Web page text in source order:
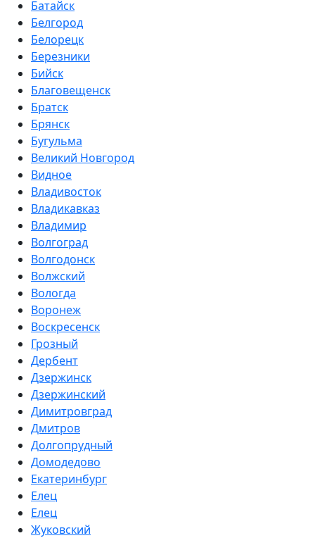
Батайск
Белгород
Белорецк
Березники
Бийск
Благовещенск
Братск
Брянск
Бугульма
Великий Новгород
Видное
Владивосток
Владикавказ
Владимир
Волгоград
Волгодонск
Волжский
Вологда
Воронеж
Воскресенск
Грозный
Дербент
Дзержинск
Дзержинский
Димитровград
Дмитров
Долгопрудный
Домодедово
Екатеринбург
Елец
Елец
Жуковский